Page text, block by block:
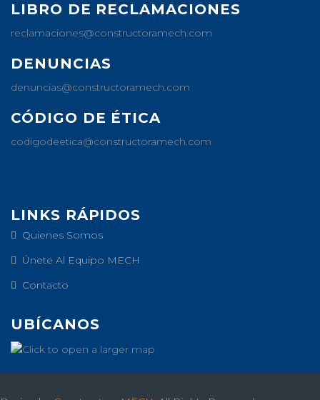
LIBRO DE RECLAMACIONES
reclamaciones@constructoramech.com
DENUNCIAS
denuncias@constructoramech.com
CÓDIGO DE ÉTICA
codigodeetica@constructoramech.com
LINKS RÁPIDOS
Quienes Somos
Únete Al Equipo MECH
Contacto
UBÍCANOS